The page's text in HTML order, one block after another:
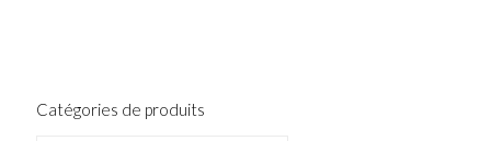
Catégories de produits